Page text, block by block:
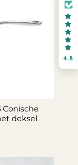
Conische
deksel
4.8